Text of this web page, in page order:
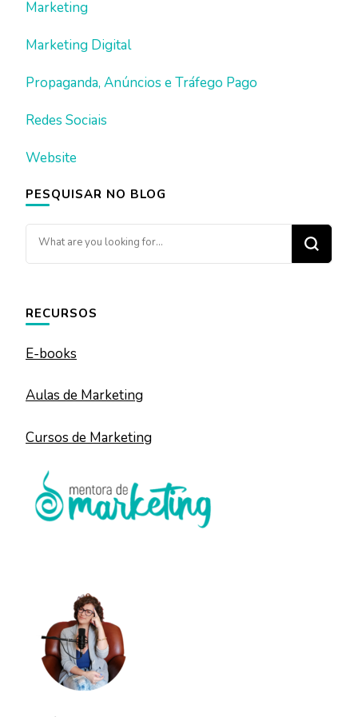
Marketing
Marketing Digital
Propaganda, Anúncios e Tráfego Pago
Redes Sociais
Website
PESQUISAR NO BLOG
Looking
RECURSOS
E-books
Aulas de Marketing
Cursos de Marketing